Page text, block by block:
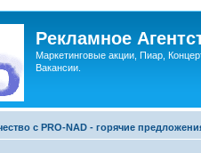
Рекламное
Маркетинговые акции, Пиар,
Вакансии.
c PRO-NAD - горячие